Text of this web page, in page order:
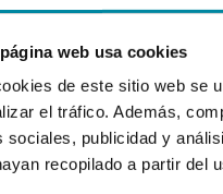
web usa cookies
de este sitio web se
el tráfico. Además,
sociales, publicidad y
recopilado a partir del